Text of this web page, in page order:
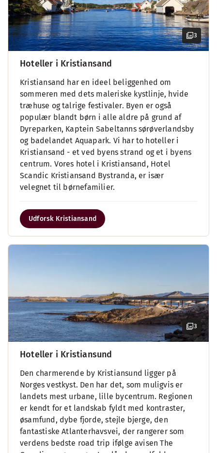
3
Hoteller i Kristiansand
Kristiansand har en ideel beliggenhed om
sommeren med dets maleriske kystlinje, hvide
træhuse og talrige festivaler. Byen er også
populær blandt børn i alle aldre på grund af
Dyreparken, Kaptein Sabeltanns sørøverlandsby
og badelandet Aquapark. Vi har to hoteller i
Kristiansand - et ved byens strand og et i byens
centrum. Vores hotel i Kristiansand, Hotel
Scandic Kristiansand Bystranda, er især
velegnet til børnefamilier.
Udforsk Kristiansand
3
Hoteller i Kristiansund
Den charmerende by Kristiansund ligger på
Norges vestkyst. Den har det, som muligvis er
landets mest urbane, lille bycentrum. Regionen
er kendt for et landskab fyldt med kontraster,
øsamfund, dybe fjorde, stejle bjerge, den
fantastiske Atlanterhavsvei, der rangerer som
verdens bedste road trip ifølge avisen The